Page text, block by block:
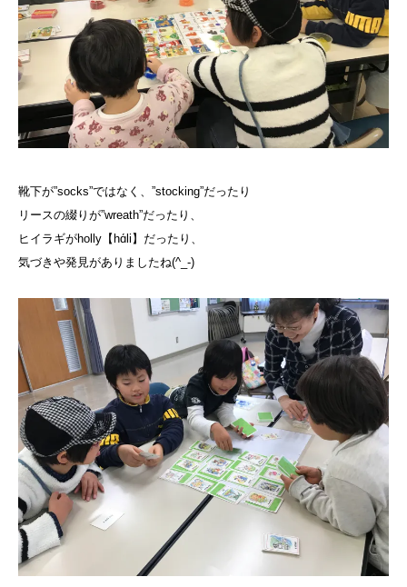
靴下が”socks”ではなく、”stocking”だったり
リースの綴りが”wreath”だったり、
ヒイラギがholly【hɑ́li】だったり、
気づきや発見がありましたね(^_-)